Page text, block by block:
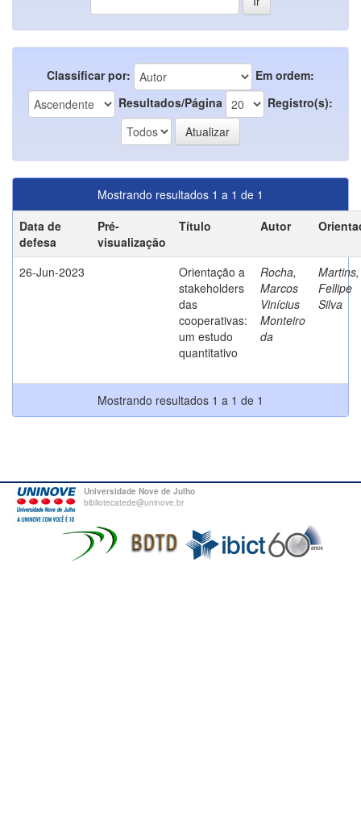
Classificar por:
Em ordem:
Resultados/Página
Registro(s):
Mostrando resultados 1 a 1 de 1
Data de
defesa
Pré-
visualização
Título Autor
26-Jun-2023
Orientação a
stakeholders
das
cooperativas:
um estudo
quantitativo
Rocha,
Marcos
Vinícius
Monteiro
da
Martins,
Fellipe
Silva
Mostrando resultados 1 a 1 de 1
Universidade Nove de Julho
bibliotecatede@uninove.br